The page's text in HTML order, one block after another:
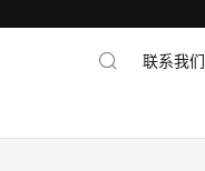
联系我们